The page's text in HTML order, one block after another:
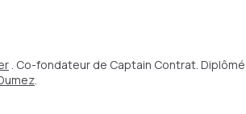
. Co-fondateur de Captain Contrat. Diplômé
.